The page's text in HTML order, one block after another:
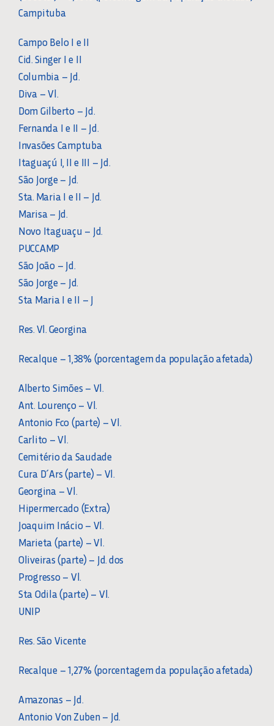
Campituba
Campo Belo I e II
Cid. Singer I e II
Columbia – Jd.
Diva – Vl.
Dom Gilberto – Jd.
Fernanda I e II – Jd.
Invasões Camptuba
Itaguaçú I, II e III – Jd.
São Jorge – Jd.
Sta. Maria I e II – Jd.
Marisa – Jd.
Novo Itaguaçu – Jd.
PUCCAMP
São João – Jd.
São Jorge – Jd.
Sta Maria I e II – J
Res. Vl. Georgina
Recalque – 1,38% (porcentagem da população afetada)
Alberto Simões – Vl.
Ant. Lourenço – Vl.
Antonio Fco (parte) – Vl.
Carlito – Vl.
Cemitério da Saudade
Cura D´Ars (parte) – Vl.
Georgina – Vl.
Hipermercado (Extra)
Joaquim Inácio – Vl.
Marieta (parte) – Vl.
Oliveiras (parte) – Jd. dos
Progresso – Vl.
Sta Odila (parte) – Vl.
UNIP
Res. São Vicente
Recalque – 1,27% (porcentagem da população afetada)
Amazonas – Jd.
Antonio Von Zuben – Jd.